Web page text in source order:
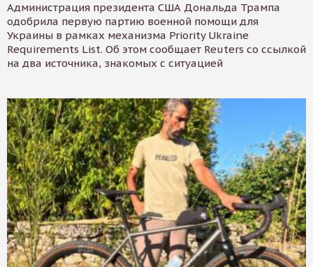
Администрация президента США Дональда Трампа
одобрила первую партию военной помощи для
Украины в рамках механизма Priority Ukraine
Requirements List. Об этом сообщает Reuters со ссылкой
на два источника, знакомых с ситуацией